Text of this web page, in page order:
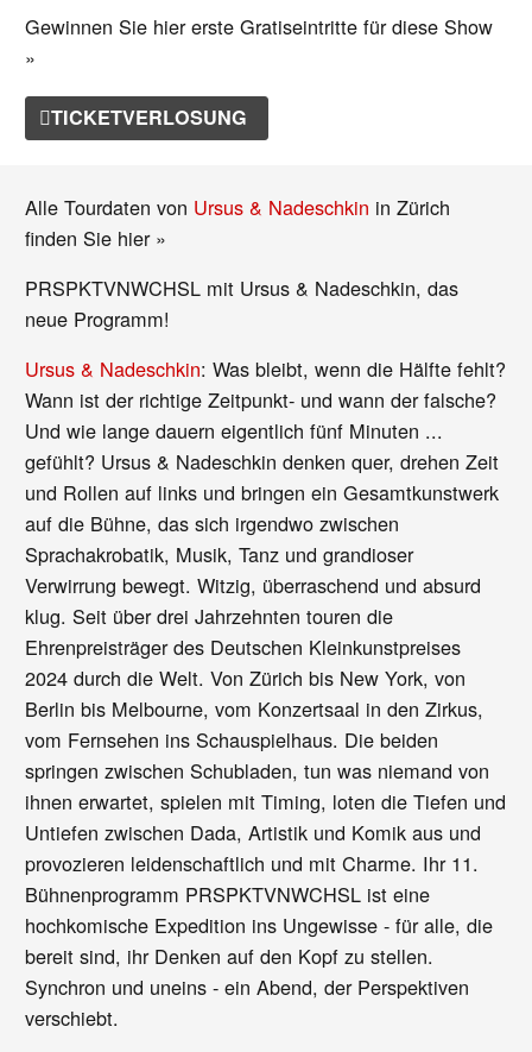
Gewinnen Sie hier erste Gratiseintritte für diese Show
»
TICKETVERLOSUNG
Alle Tourdaten von Ursus & Nadeschkin in Zürich
finden Sie hier »
PRSPKTVNWCHSL mit Ursus & Nadeschkin, das
neue Programm!
Ursus & Nadeschkin: Was bleibt, wenn die Hälfte fehlt?
Wann ist der richtige Zeitpunkt- und wann der falsche?
Und wie lange dauern eigentlich fünf Minuten ...
gefühlt? Ursus & Nadeschkin denken quer, drehen Zeit
und Rollen auf links und bringen ein Gesamtkunstwerk
auf die Bühne, das sich irgendwo zwischen
Sprachakrobatik, Musik, Tanz und grandioser
Verwirrung bewegt. Witzig, überraschend und absurd
klug. Seit über drei Jahrzehnten touren die
Ehrenpreisträger des Deutschen Kleinkunstpreises
2024 durch die Welt. Von Zürich bis New York, von
Berlin bis Melbourne, vom Konzertsaal in den Zirkus,
vom Fernsehen ins Schauspielhaus. Die beiden
springen zwischen Schubladen, tun was niemand von
ihnen erwartet, spielen mit Timing, loten die Tiefen und
Untiefen zwischen Dada, Artistik und Komik aus und
provozieren leidenschaftlich und mit Charme. Ihr 11.
Bühnenprogramm PRSPKTVNWCHSL ist eine
hochkomische Expedition ins Ungewisse - für alle, die
bereit sind, ihr Denken auf den Kopf zu stellen.
Synchron und uneins - ein Abend, der Perspektiven
verschiebt.